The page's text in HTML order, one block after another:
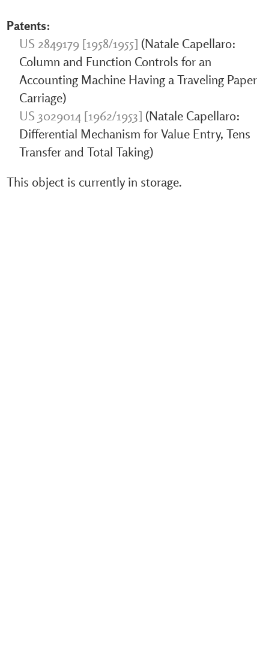
Patents:
US 2849179 [1958/1955] (Natale Capellaro:
Column and Function Controls for an
Accounting Machine Having a Traveling Paper
Carriage)
US 3029014 [1962/1953] (Natale Capellaro:
Differential Mechanism for Value Entry, Tens
Transfer and Total Taking)
This object is currently in storage.